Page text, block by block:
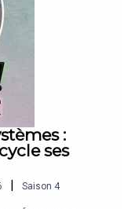
:
ses
| Saison 4